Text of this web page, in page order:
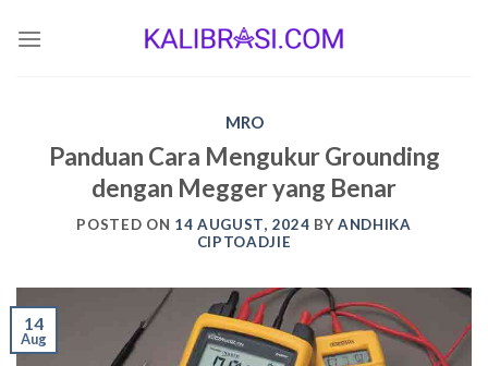
MRO
Panduan Cara Mengukur Grounding
dengan Megger yang Benar
POSTED ON 14 AUGUST, 2024 BY ANDHIKA
CIPTOADJIE
14
Aug